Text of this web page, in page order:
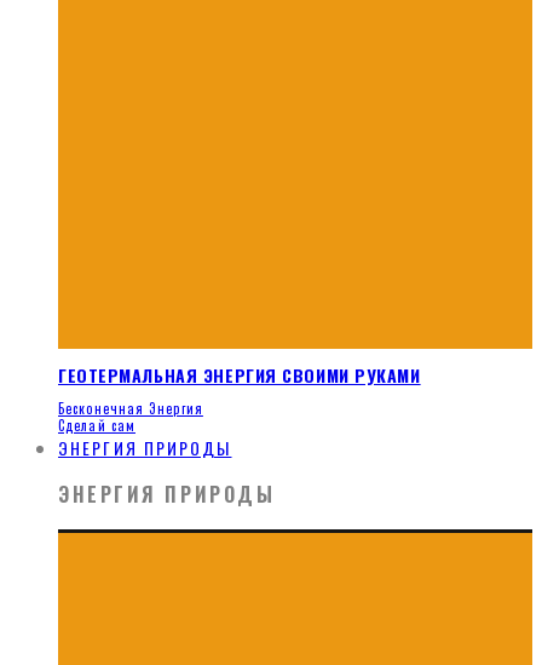
ГЕОТЕРМАЛЬНАЯ ЭНЕРГИЯ СВОИМИ РУКАМИ
Бесконечная Энергия
Сделай сам
ЭНЕРГИЯ ПРИРОДЫ
ЭНЕРГИЯ ПРИРОДЫ